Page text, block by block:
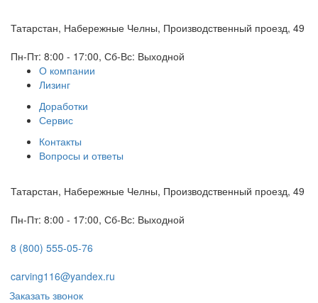
Татарстан, Набережные Челны, Производственный проезд, 49
Пн-Пт: 8:00 - 17:00, Сб-Вс: Выходной
О компании
Лизинг
Доработки
Сервис
Контакты
Вопросы и ответы
Татарстан, Набережные Челны, Производственный проезд, 49
Пн-Пт: 8:00 - 17:00, Сб-Вс: Выходной
8 (800) 555-05-76
carving116@yandex.ru
Заказать звонок